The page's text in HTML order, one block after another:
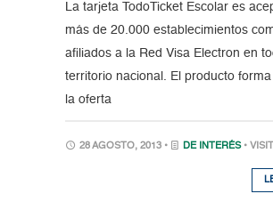
La tarjeta TodoTicket Escolar es
más de 20.000 establecimientos
afiliados a la Red Visa Electron en
territorio nacional. El producto
la oferta
28 AGOSTO, 2013 • DE INTERÉS •